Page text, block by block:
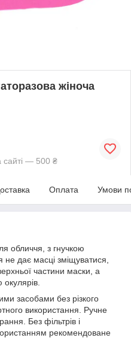
жіноча
сайті — 500 ₴
Оплата Умови
обличчя, з гнучкою
не дає масці зміщуватися,
частини маски, а
засобами без різкого
використання. Ручне
Без фільтрів і
рекомендоване